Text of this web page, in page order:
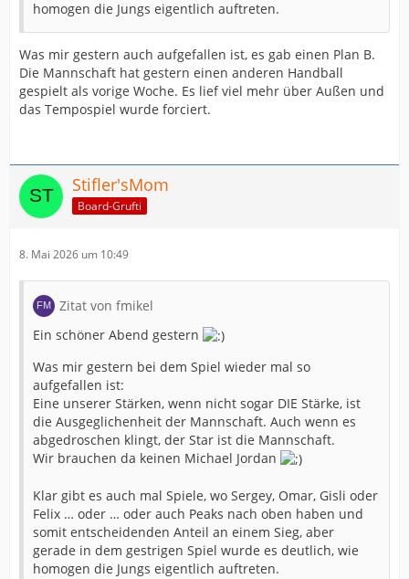
homogen die Jungs eigentlich auftreten.
Was mir gestern auch aufgefallen ist, es gab einen Plan B.
Die Mannschaft hat gestern einen anderen Handball
gespielt als vorige Woche. Es lief viel mehr über Außen und
das Tempospiel wurde forciert.
Stifler'sMom
Board-Grufti
8. Mai 2026 um 10:49
Zitat von fmikel
Ein schöner Abend gestern
Was mir gestern bei dem Spiel wieder mal so
aufgefallen ist:
Eine unserer Stärken, wenn nicht sogar DIE Stärke, ist
die Ausgeglichenheit der Mannschaft. Auch wenn es
abgedroschen klingt, der Star ist die Mannschaft.
Wir brauchen da keinen Michael Jordan
Klar gibt es auch mal Spiele, wo Sergey, Omar, Gisli oder
Felix … oder … oder auch Peaks nach oben haben und
somit entscheidenden Anteil an einem Sieg, aber
gerade in dem gestrigen Spiel wurde es deutlich, wie
homogen die Jungs eigentlich auftreten.